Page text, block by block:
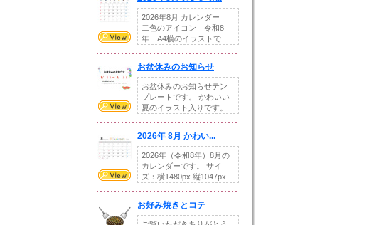
2026年8月 カレンダー
二色のアイコン 令和8
年 A4横のイラストで
お盆休みのお知らせ
お盆休みのお知らせテン
プレートです。 かわいい
夏のイラスト入りです。
2026年 8月 かわい...
2026年（令和8年）8月の
カレンダーです。 サイ
ズ：横1480px 縦1047px...
お好み焼きとコテ